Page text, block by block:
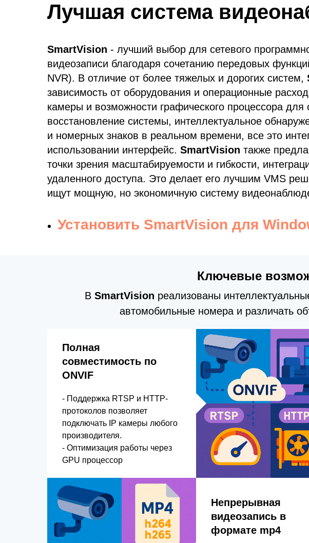
Лучшая система
SmartVision - лучший выбор для сетевого
видеозаписи благодаря сочетанию передовых
NVR). В отличие от более тяжелых и дорогих систем,
зависимость от оборудования и операционные
камеры и возможности графического процессора для
восстановление системы, интеллектуальное
и номерных знаков в реальном времени, все это
использовании интерфейс. SmartVision также
точки зрения масштабируемости и гибкости,
удаленного доступа. Это делает его лучшим VMS
ищут мощную, но экономичную систему
Установить SmartVision для
Ключевые
В SmartVision реализованы
автомобильные номера и различать
Полная
совместимость по
ONVIF
- Поддержка RTSP и HTTP-
протоколов позволяет
подключать IP камеры любого
производителя.
- Оптимизация работы через
GPU процессор
Непрерывная
видеозапись в
формате mp4